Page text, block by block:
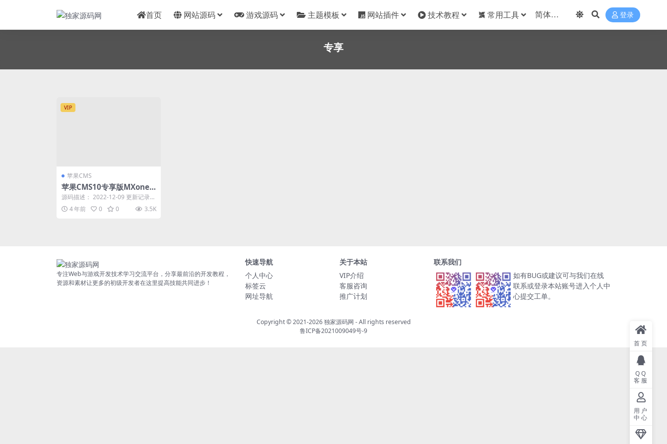
首页 网站源码 游戏源码 主题模板 网站插件 技术教程 常用工具 登录
专享
VIP
苹果CMS
苹果CMS10专享版MXoneV
10.9改版-短视大气海报样
式-独家更新
源码描述： 2022-12-09 更新记录
新增-全站 CDN 加速公共库，提高...
4 年前 0 0 3.5K
专注Web与游戏开发技术学习交流平台，分享最前沿的开发教程，
资源和素材让更多的初级开发者在这里提高技能共同进步！
快速导航
个人中心
标签云
网址导航
关于本站
VIP介绍
客服咨询
推广计划
联系我们
如有BUG或建议可与我们在线
联系或登录本站账号进入个人中
心提交工单。
Copyright © 2021-2026独家源码网 - All rights reserved
鲁ICP备2021009049号-9
首页
QQ
客服
用户
中心